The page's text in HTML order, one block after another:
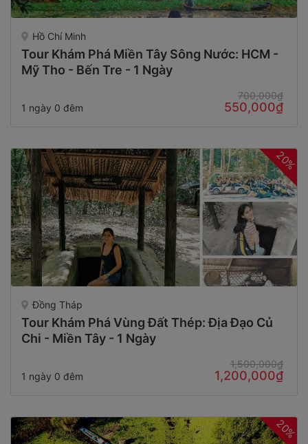
Hồ Chí Minh
Tour Khám Phá Miền Tây Sông Nước: HCM -
Mỹ Tho - Bến Tre - 1 Ngày
1 ngày 0 đêm
700,000₫
550,000₫
20%
Đồng Tháp
Tour Khám Phá Vùng Đất Thép: Địa Đạo Củ
Chi - Miền Tây - 1 Ngày
1 ngày 0 đêm
1,500,000₫
1,200,000₫
20%